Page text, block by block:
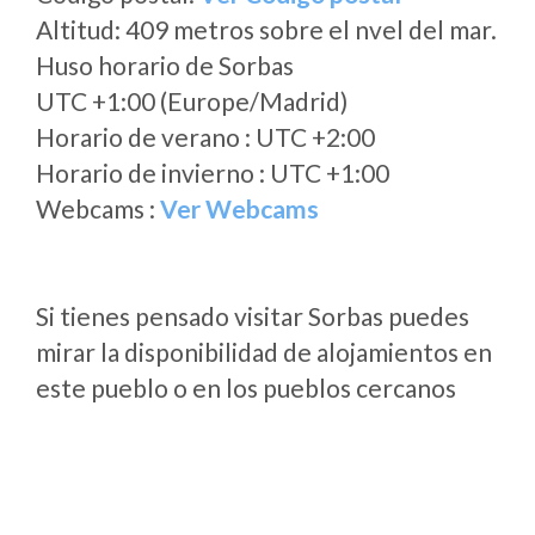
Altitud: 409 metros sobre el nvel del mar.
Huso horario de Sorbas
UTC +1:00 (Europe/Madrid)
Horario de verano : UTC +2:00
Horario de invierno : UTC +1:00
Webcams : Ver Webcams
Si tienes pensado visitar Sorbas puedes
mirar la disponibilidad de alojamientos en
este pueblo o en los pueblos cercanos